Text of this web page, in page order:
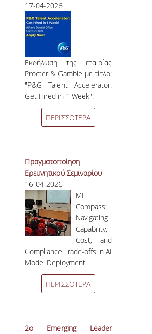
17-04-2026
Εκδήλωση της εταιρίας
Procter & Gamble με τίτλο:
"P&G Talent Accelerator:
Get Hired in 1 Week".
ΠΕΡΙΣΣΟΤΕΡΑ
Πραγματοποίηση
Ερευνητικού Σεμιναρίου
16-04-2026
ML
Compass:
Navigating
Capability,
Cost, and
Compliance Trade-offs in AI
Model Deployment.
ΠΕΡΙΣΣΟΤΕΡΑ
2ο Emerging Leader